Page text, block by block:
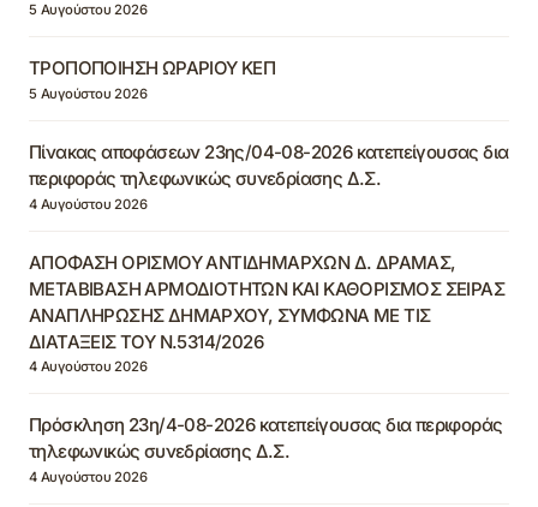
5 Αυγούστου 2026
ΤΡΟΠΟΠΟΙΗΣΗ ΩΡΑΡΙΟΥ ΚΕΠ
5 Αυγούστου 2026
Πίνακας αποφάσεων 23ης/04-08-2026 κατεπείγουσας δια
περιφοράς τηλεφωνικώς συνεδρίασης Δ.Σ.
4 Αυγούστου 2026
ΑΠΟΦΑΣΗ ΟΡΙΣΜΟΥ ΑΝΤΙΔΗΜΑΡΧΩΝ Δ. ΔΡΑΜΑΣ,
ΜΕΤΑΒΙΒΑΣΗ ΑΡΜΟΔΙΟΤΗΤΩΝ ΚΑΙ ΚΑΘΟΡΙΣΜΟΣ ΣΕΙΡΑΣ
ΑΝΑΠΛΗΡΩΣΗΣ ΔΗΜΑΡΧΟΥ, ΣΥΜΦΩΝΑ ΜΕ ΤΙΣ
ΔΙΑΤΑΞΕΙΣ ΤΟΥ Ν.5314/2026
4 Αυγούστου 2026
Πρόσκληση 23η/4-08-2026 κατεπείγουσας δια περιφοράς
τηλεφωνικώς συνεδρίασης Δ.Σ.
4 Αυγούστου 2026